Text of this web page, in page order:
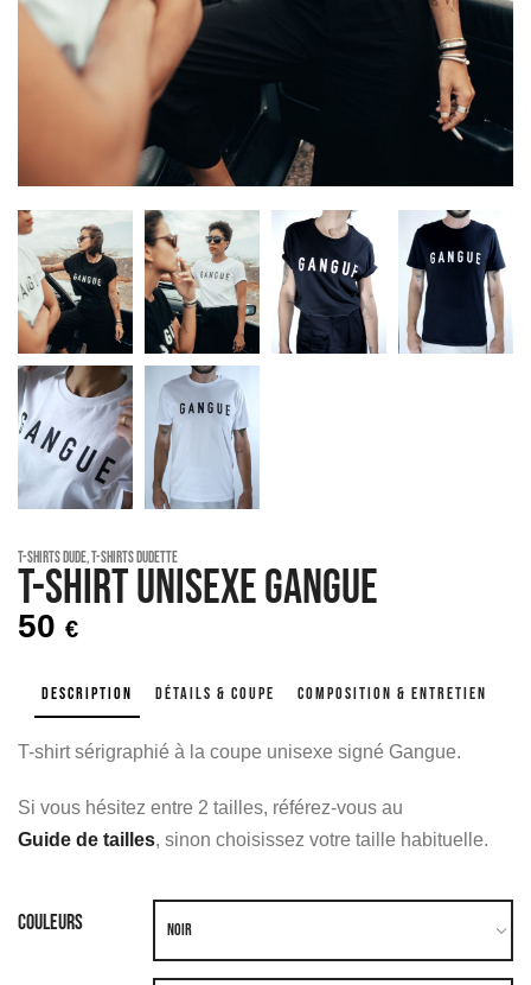
T-shirts Dude,T-Shirts Dudette
T-shirt unisexe GANGUE
50 €
DESCRIPTION DÉTAILS & COUPE COMPOSITION & ENTRETIEN
T-shirt sérigraphié à la coupe unisexe signé Gangue.
Si vous hésitez entre 2 tailles, référez-vous au
Guide de tailles, sinon choisissez votre taille habituelle.
COULEURS